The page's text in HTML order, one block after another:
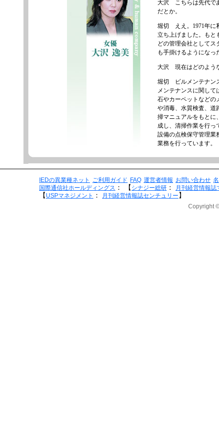
IEDの異業種ネット ご利用ガイド FAQ 運営者情報 お問い合わせ
国際通信社ホールディングス ： 【 シナジー総研 ： 月刊経営情報誌
【 USPマネジメント ： 月刊経営情報誌センチュリー 】
Copyright